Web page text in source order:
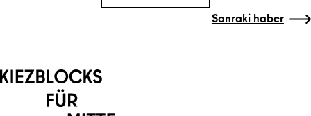
Sonraki haber